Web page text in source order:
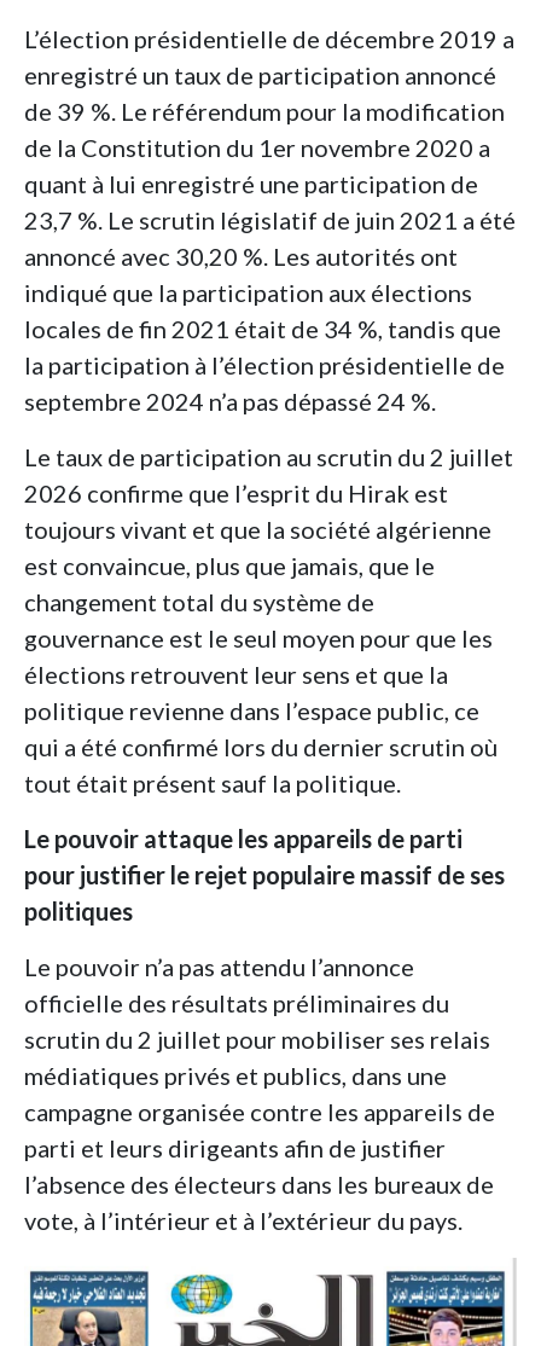
L’élection présidentielle de décembre 2019 a
enregistré un taux de participation annoncé
de 39 %. Le référendum pour la modification
de la Constitution du 1er novembre 2020 a
quant à lui enregistré une participation de
23,7 %. Le scrutin législatif de juin 2021 a été
annoncé avec 30,20 %. Les autorités ont
indiqué que la participation aux élections
locales de fin 2021 était de 34 %, tandis que
la participation à l’élection présidentielle de
septembre 2024 n’a pas dépassé 24 %.
Le taux de participation au scrutin du 2 juillet
2026 confirme que l’esprit du Hirak est
toujours vivant et que la société algérienne
est convaincue, plus que jamais, que le
changement total du système de
gouvernance est le seul moyen pour que les
élections retrouvent leur sens et que la
politique revienne dans l’espace public, ce
qui a été confirmé lors du dernier scrutin où
tout était présent sauf la politique.
Le pouvoir attaque les appareils de parti
pour justifier le rejet populaire massif de ses
politiques
Le pouvoir n’a pas attendu l’annonce
officielle des résultats préliminaires du
scrutin du 2 juillet pour mobiliser ses relais
médiatiques privés et publics, dans une
campagne organisée contre les appareils de
parti et leurs dirigeants afin de justifier
l’absence des électeurs dans les bureaux de
vote, à l’intérieur et à l’extérieur du pays.